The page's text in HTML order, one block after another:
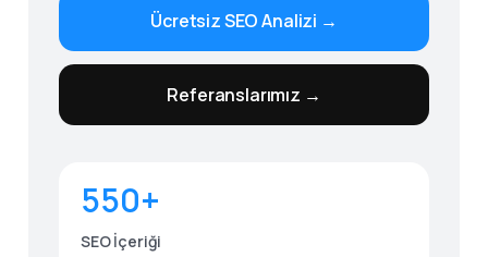
Ücretsiz SEO Analizi →
Referanslarımız →
550+
SEO İçeriği
Give us a call
Send us a message
Send your message any time you want.